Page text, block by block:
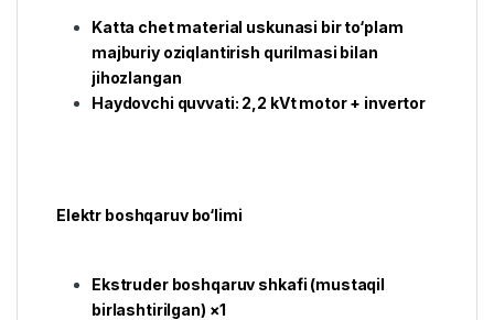
Katta chet material uskunasi bir to‘plam
majburiy oziqlantirish qurilmasi bilan
jihozlangan
Haydovchi quvvati: 2,2 kVt motor + invertor
Elektr boshqaruv bo‘limi
Ekstruder boshqaruv shkafi (mustaqil
birlashtirilgan) ×1